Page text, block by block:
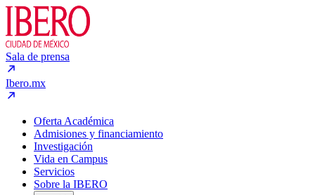
Sala de prensa
Ibero.mx
Oferta Académica
Admisiones y financiamiento
Investigación
Vida en Campus
Servicios
Sobre la IBERO